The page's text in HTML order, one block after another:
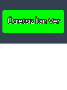
Ücretsiz İlan Ver